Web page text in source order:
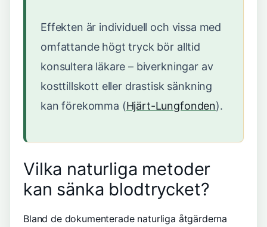
Effekten är individuell och vissa med
omfattande högt tryck bör alltid
konsultera läkare – biverkningar av
kosttillskott eller drastisk sänkning
kan förekomma (Hjärt-Lungfonden).
Vilka naturliga metoder
kan sänka blodtrycket?
Bland de dokumenterade naturliga åtgärderna